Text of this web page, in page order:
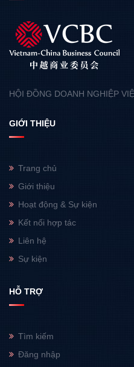
HỘI ĐỒNG DOANH NGHIỆP
GIỚI THIỆU
Trang chủ
Giới thiệu
Hoạt động & Sự kiện
Kết nối hợp tác
Liên hệ
Sự kiện
HỖ TRỢ
Tìm kiếm
Đăng nhập